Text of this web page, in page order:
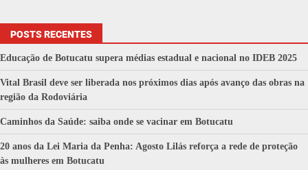
POSTS RECENTES
Educação de Botucatu supera médias estadual e nacional no IDEB 2025
Vital Brasil deve ser liberada nos próximos dias após avanço das obras na
região da Rodoviária
Caminhos da Saúde: saiba onde se vacinar em Botucatu
20 anos da Lei Maria da Penha: Agosto Lilás reforça a rede de proteção
às mulheres em Botucatu